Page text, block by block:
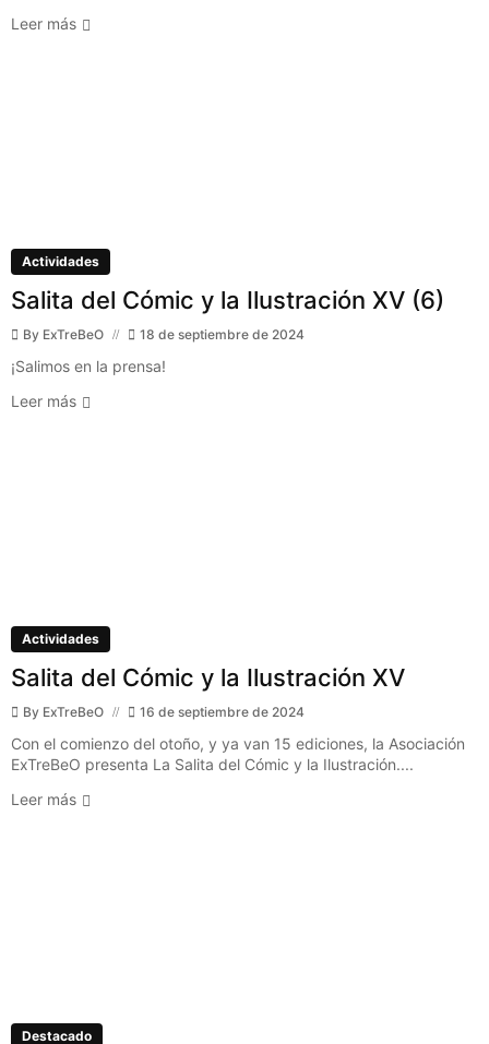
Leer más
Actividades
Salita del Cómic y la Ilustración XV (6)
By ExTreBeO 18 de septiembre de 2024
¡Salimos en la prensa!
Leer más
Actividades
Salita del Cómic y la Ilustración XV
By ExTreBeO 16 de septiembre de 2024
Con el comienzo del otoño, y ya van 15 ediciones, la Asociación
ExTreBeO presenta La Salita del Cómic y la Ilustración....
Leer más
Destacado